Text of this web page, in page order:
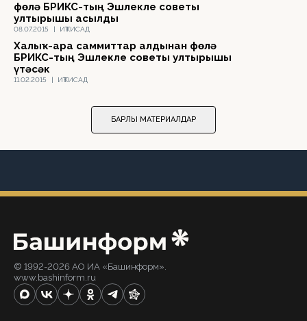
08.07.2015 | ИҠТИСАД
Өфөлә БРИКС-тың Эшлекле советы
ултырышы асылды
11.02.2015 | ИҠТИСАД
Халыҡ-ара саммиттар алдынан Өфөлә
БРИКС-тың Эшлекле советы ултырышы
үтәсәк
БАРЛЫҠ МАТЕРИАЛДАР
© 1992-2026 АО ИА «Башинформ».
www.bashinform.ru